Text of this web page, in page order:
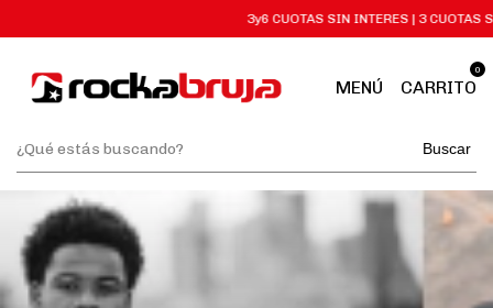
3y6 CUOTAS SIN INTERES | 3 CUOTAS
MENÚ CARRITO
0
Buscar